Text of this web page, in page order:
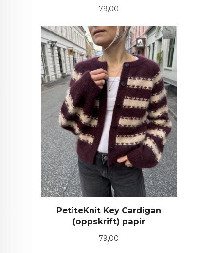
Pris
79,00
PetiteKnit Key Cardigan
(oppskrift) papir
Pris
79,00